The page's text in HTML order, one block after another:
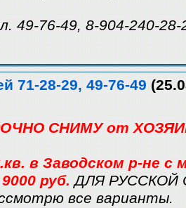
49-76-49, 8-904-240-28-
71-28-29, 49-76-49
СНИМУ от
в Заводском р-не с
руб.ДЛЯ РУССКОЙ
все варианты.